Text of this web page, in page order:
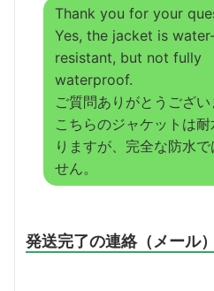
Thank you for your
Yes, the jacket is
resistant, but not fully
waterproof.
ご質問ありがとうござい
こちらのジャケットは
りますが、完全な防水で
せん。
発送完了の連絡（メール）